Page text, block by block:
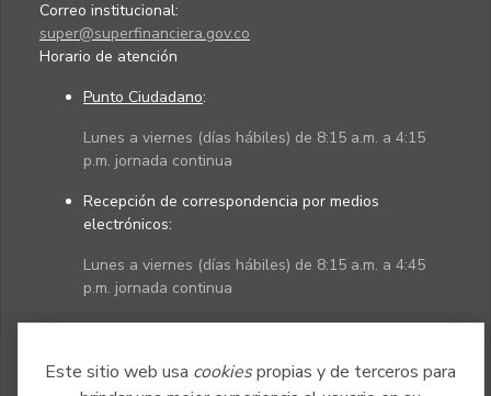
Este sitio web usa cookiespropias y de terceros para
Correo institucional:
super@superfinanciera.gov.co
Horario de atención
Punto Ciudadano:
Lunes a viernes (días hábiles) de 8:15 a.m. a 4:15
p.m. jornada continua
Recepción de correspondencia por medios
electrónicos:
Lunes a viernes (días hábiles) de 8:15 a.m. a 4:45
p.m. jornada continua